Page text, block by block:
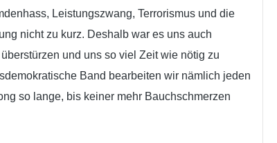
Leistungszwang, Terrorismus und die
nicht zu kurz. Deshalb war es uns auch
und uns so viel Zeit wie nötig zu
Band bearbeiten wir nämlich jeden
so lange, bis keiner mehr Bauchschmerzen